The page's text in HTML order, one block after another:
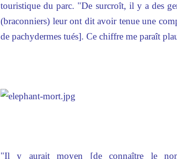
touristique du parc. "De surcroît, il y a des
(braconniers) leur ont dit avoir tenue une
de pachydermes tués]. Ce chiffre me paraît
"Il y aurait moyen [de connaître le